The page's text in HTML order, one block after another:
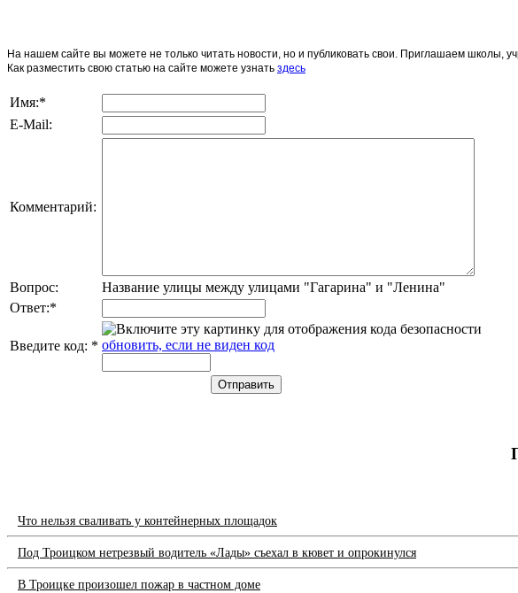
На нашем сайте вы можете не только читать новости, но и публиковать свои. Приглашаем школы,
Как разместить свою статью на сайте можете узнать здесь
Имя:*
E-Mail:
Комментарий:
Вопрос:
Название улицы между улицами "Гагарина" и "Ленина"
Ответ:*
Введите код: * обновить, если не виден код
Что нельзя сваливать у контейнерных площадок
Под Троицком нетрезвый водитель «Лады» съехал в кювет и опрокинулся
В Троицке произошел пожар в частном доме